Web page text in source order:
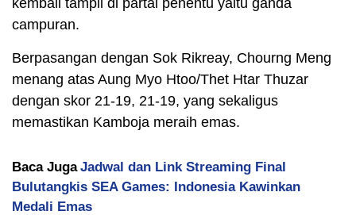
campuran.
Berpasangan dengan Sok Rikreay, Chourng Meng
menang atas Aung Myo Htoo/Thet Htar Thuzar
dengan skor 21-19, 21-19, yang sekaligus
memastikan Kamboja meraih emas.
Baca Juga Jadwal dan Link Streaming Final
Bulutangkis SEA Games: Indonesia Kawinkan
Medali Emas